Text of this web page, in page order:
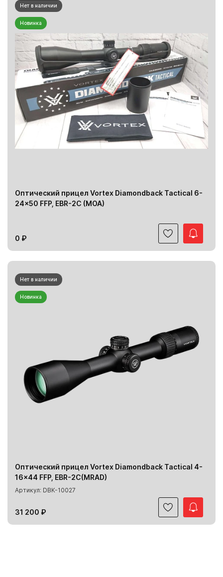
Нет в наличии
Новинка
Оптический прицел Vortex Diamondback Tactical 6-
24x50 FFP, EBR-2C (MOA)
0 ₽
Нет в наличии
Новинка
Оптический прицел Vortex Diamondback Tactical 4-
16x44 FFP, EBR-2C(MRAD)
Артикул: DBK-10027
31 200 ₽